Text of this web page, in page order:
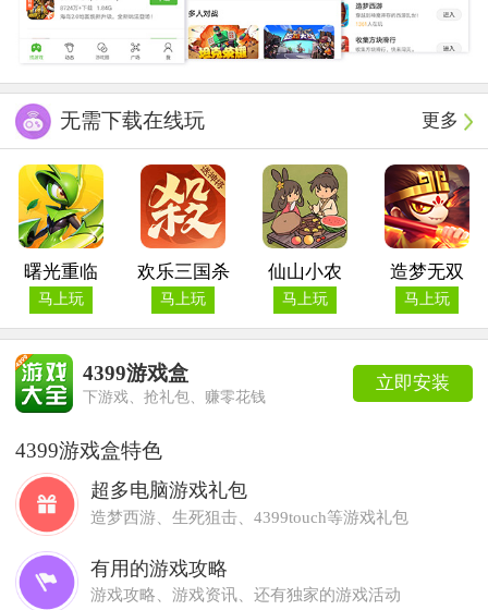
更多
无需下载在线玩
曙光重临
马上玩
欢乐三国杀
马上玩
仙山小农
马上玩
造梦无双
马上玩
立即安装
4399游戏盒
下游戏、抢礼包、赚零花钱
4399游戏盒特色
超多电脑游戏礼包
造梦西游、生死狙击、4399touch等游戏礼包
有用的游戏攻略
游戏攻略、游戏资讯、还有独家的游戏活动